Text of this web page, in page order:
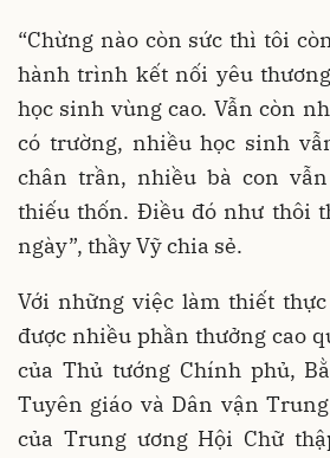
“Chừng nào còn sức thì tôi
hành trình kết nối yêu
học sinh vùng cao. Vẫn còn
có trường, nhiều học sinh
chân trần, nhiều bà con
thiếu thốn. Điều đó như thôi
ngày”, thầy Vỹ chia sẻ.
Với những việc làm thiết
được nhiều phần thưởng cao
của Thủ tướng Chính phủ,
Tuyên giáo và Dân vận
của Trung ương Hội Chữ